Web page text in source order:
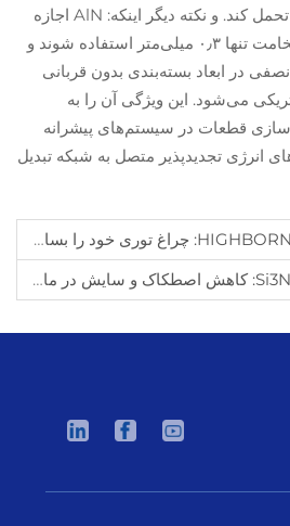
می‌تواند تا نیروهای ۵۰G را تحمل کند. و نکته دیگر اینکه: AlN اجازه
می‌دهد لایه‌های عایق به ضخامت تنها ۰٫۳ میلی‌متر استفاده شوند و
در ابعاد بسته‌بندی بدون قربانی
می‌شود. این ویژگی آن را به
قطعات در سیستم‌های پیشرانه
انرژی تجدیدپذیر متصل به شبکه تبدیل